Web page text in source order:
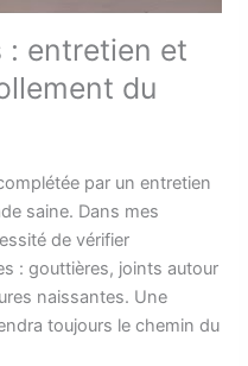
: entretien et
du
par un entretien
saine. Dans mes
de vérifier
: gouttières, joints autour
naissantes. Une
toujours le chemin du